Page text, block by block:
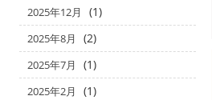
2025年12月 (1)
2025年8月 (2)
2025年7月 (1)
2025年2月 (1)